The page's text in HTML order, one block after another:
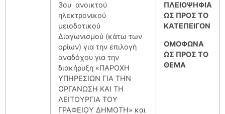
3ου ανοικτού
ηλεκτρονικού
μειοδοτικού
Διαγωνισμού (κάτω των
ορίων) για την επιλογή
αναδόχου για την
διακήρυξη «ΠΑΡΟΧΗ
ΥΠΗΡΕΣΙΩΝ ΓΙΑ ΤΗΝ
ΟΡΓΑΝΩΣΗ ΚΑΙ ΤΗ
ΛΕΙΤΟΥΡΓΙΑ ΤΟΥ
ΓΡΑΦΕΙΟΥ ΔΗΜΟΤΗ» και
ΠΛΕΙΟΨΗΦΙΑ
ΩΣ ΠΡΟΣ ΤΟ
ΚΑΤΕΠΕΙΓΟΝ
ΟΜΟΦΩΝΑ
ΩΣ ΠΡΟΣ ΤΟ
ΘΕΜΑ